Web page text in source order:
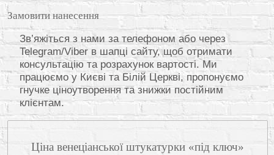
Замовити нанесення
Зв’яжіться з нами за телефоном або через
Telegram/Viber в шапці сайту, щоб отримати
консультацію та розрахунок вартості. Ми
працюємо у Києві та Білій Церкві, пропонуємо
гнучке ціноутворення та знижки постійним
клієнтам.
Ціна венеціанської штукатурки «під ключ»